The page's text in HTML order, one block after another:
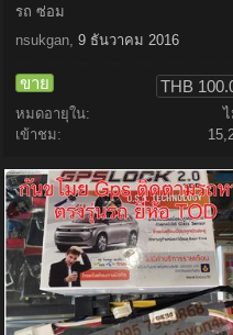
รถ ซ่อม
nsukgan, 9 ธันวาคม 2016
ขาย THB
หมดอายุใน:
เข้าชม: